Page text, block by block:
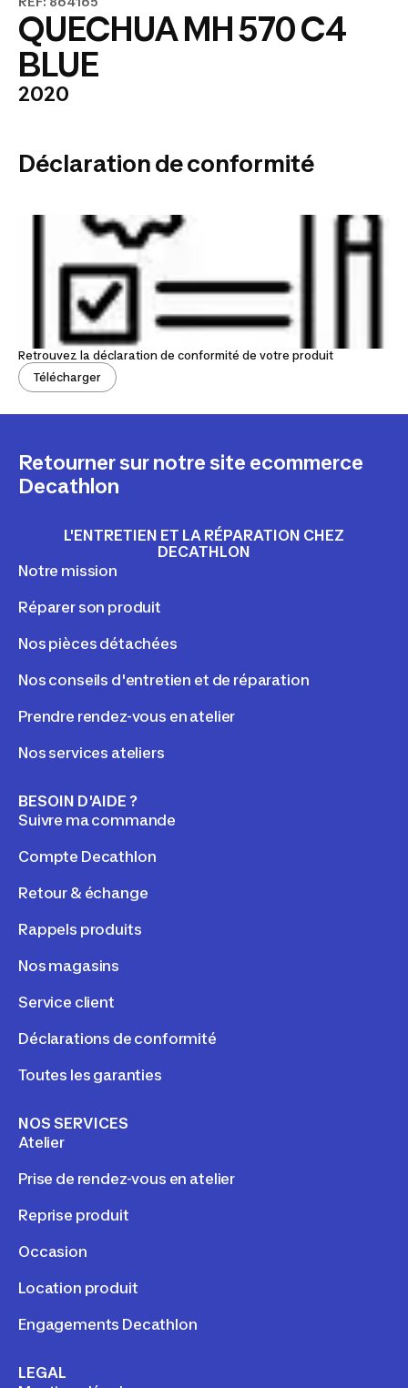
QUECHUA MH 570 C4
BLUE
2020
Déclaration de conformité
Retrouvez la déclaration de conformité de votre produit
Télécharger
Retourner sur notre site ecommerce
Decathlon
L'ENTRETIEN ET LA RÉPARATION CHEZ
DECATHLON
Notre mission
Réparer son produit
Nos pièces détachées
Nos conseils d'entretien et de réparation
Prendre rendez-vous en atelier
Nos services ateliers
BESOIN D'AIDE ?
Suivre ma commande
Compte Decathlon
Retour & échange
Rappels produits
Nos magasins
Service client
Déclarations de conformité
Toutes les garanties
NOS SERVICES
Atelier
Prise de rendez-vous en atelier
Reprise produit
Occasion
Location produit
Engagements Decathlon
LEGAL